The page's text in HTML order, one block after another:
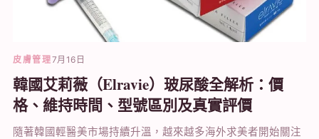
皮膚管理7月16日
韓國艾莉薇（Elravie）玻尿酸全解析：價
格、維持時間、型號區別及真實評價
隨著韓國輕醫美市場持續升溫，越來越多海外求美者開始關注